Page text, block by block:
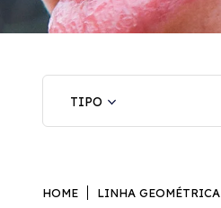
HOME LINHA GEOMÉTRICA